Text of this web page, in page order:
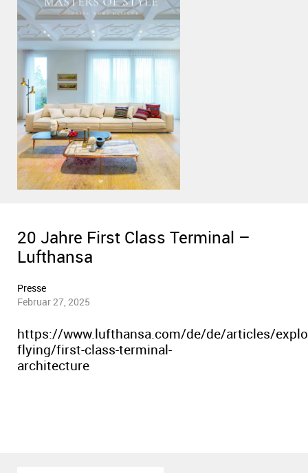
20 Jahre First Class Terminal –
Lufthansa
Presse
Februar 27, 2025
https://www.lufthansa.com/de/de/articles/
flying/first-class-terminal-
architecture